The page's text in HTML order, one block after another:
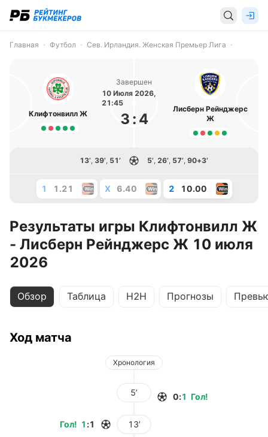
Главная Футбол Сев. Ирландия. Женская Премьер Лига
Клифтонвилл Ж
Завершен
10 Июля 2026,
21:45
3 : 4
Лисберн Рейнджерс
Ж
13’, 39’, 51’ 5’, 26’, 57’, 90+3’
1 1.21 X 6.40 2 10.00
Результаты игры Клифтонвилл Ж
- Лисберн Рейнджерс Ж 10 июля
2026
Обзор Таблица H2H Прогнозы
Ход матча
Хронология
5’ Гол!
0:1
Гол! 1 :1 13’